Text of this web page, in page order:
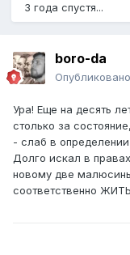
3 года спустя...
boro-da
Опубликовано
Ура! Еще на десять
столько за
- слаб в
Долго искал в
новому две
соответственно